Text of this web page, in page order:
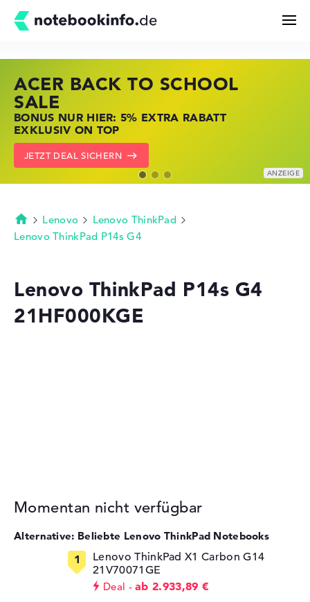
Kaufberatung
Technik & Wissen
Merkzettel
ACER BACK TO SCHOOL
SALE
BONUS NUR HIER: 5% EXTRA RABATT
EXKLUSIV ON TOP
JETZT DEAL SICHERN
HP STORE SSV DEALS
JETZT ZUGREIFEN: NOTEBOOKS BEI HP
KRÄFTIG REDUZIERT
ZU DEN HP ANGEBOTEN
LENOVO LAPTOP DEALS
NOTEBOOKS BEI LENOVO JETZT
KRÄFTIG REDUZIERT
LENOVO DEALS ZEIGEN
Startseite
Lenovo
Lenovo ThinkPad
Lenovo ThinkPad P14s G4
Lenovo ThinkPad P14s G4
21HF000KGE
Momentan nicht verfügbar
Alternative: Beliebte Lenovo ThinkPad Notebooks
Lenovo ThinkPad X1 Carbon G14
21V70071GE
Deal
ab 2.933,89 €